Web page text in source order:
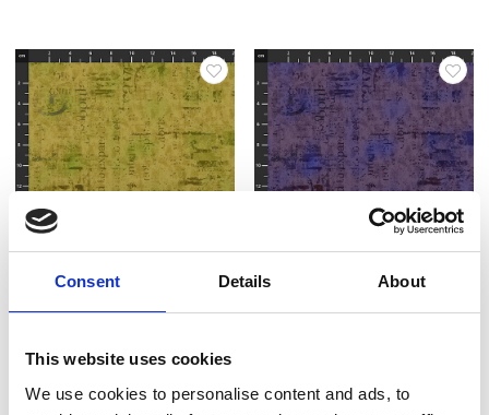
Consent Details About
This website uses cookies
We use cookies to personalise content and ads, to
Artikelnummer.: 9522-47
Just Sayin - Digital
Artikelnummer.: 9522-55
Just Sayin - Digital